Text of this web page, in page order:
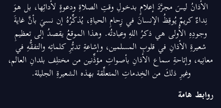
الأذانُ ليسَ مجرَّدَ إعلامٍ بدخولِ وقتِ الصلاةِ ودعوةٍ لأدائِها، بل هوَ
نِداءٌ كريمٌ يُوقِظُ الإنسانَ في زِحامِ الحياةِ، يُذكِّرُهُ إن نسيَ بأنَّ غايةَ
وجودِهِ الأُولى هي ذكرُ اللهِ وعبادتُه. وهذا الموقعُ يقصدُ إلى تعظيمِ
شعيرةِ الأذانِ في قلوبِ المسلمين، وإشاعةِ تدبُّرِ كلماتِه والتفقُّهِ في
معانِيه، وإتاحةِ سماع الأذانِ بأصواتِ مؤذِّنين من مختلِف بلدانِ العالم،
وغيرِ ذلكَ من الخِدماتِ المتعلِّقة بهذه الشعيرةِ الجليلة.
روابط هامة